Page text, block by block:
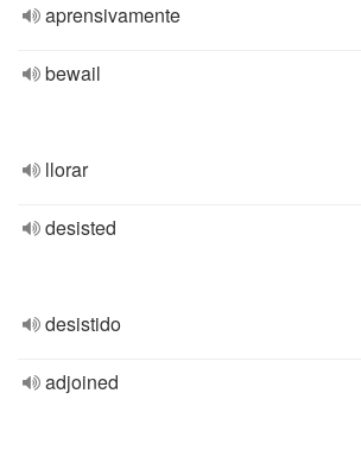
aprensivamente
bewail
llorar
desisted
desistido
adjoined